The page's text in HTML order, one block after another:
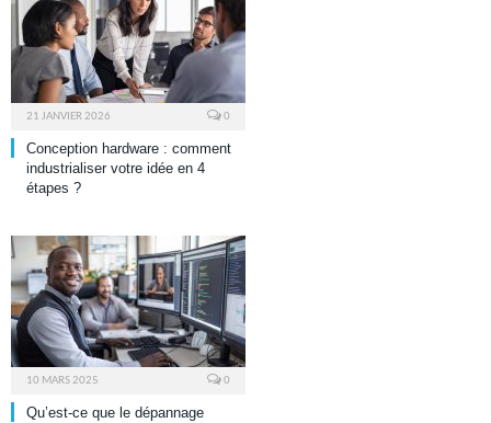
21 JANVIER 2026 0
Conception hardware : comment
industrialiser votre idée en 4
étapes ?
10 MARS 2025 0
Qu’est-ce que le dépannage